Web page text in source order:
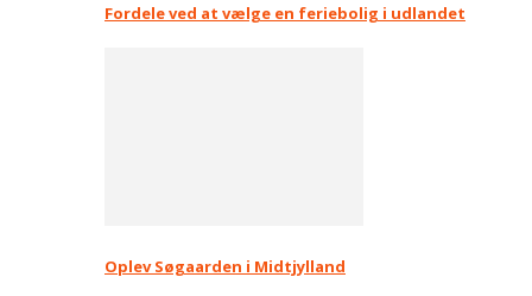
Fordele ved at vælge en feriebolig i udlandet
Oplev Søgaarden i Midtjylland